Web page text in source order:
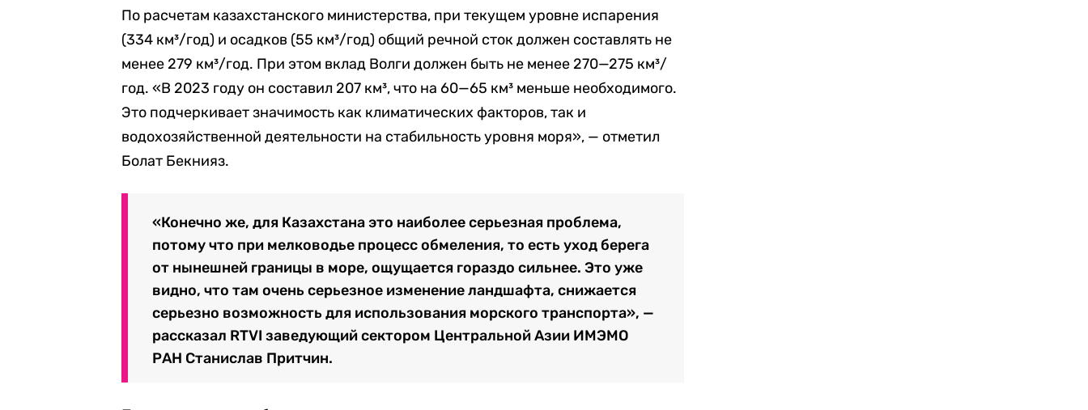
По расчетам казахстанского министерства, при текущем уровне испарения
(334 км³/год) и осадков (55 км³/год) общий речной сток должен составлять не
менее 279 км³/год. При этом вклад Волги должен быть не менее 270—275 км³/
год. «В 2023 году он составил 207 км³, что на 60—65 км³ меньше необходимого.
Это подчеркивает значимость как климатических факторов, так и
водохозяйственной деятельности на стабильность уровня моря», — отметил
Болат Бекнияз.
«Конечно же, для Казахстана это наиболее серьезная проблема,
потому что при мелководье процесс обмеления, то есть уход берега
от нынешней границы в море, ощущается гораздо сильнее. Это уже
видно, что там очень серьезное изменение ландшафта, снижается
серьезно возможность для использования морского транспорта», —
рассказал RTVI заведующий сектором Центральной Азии ИМЭМО
РАН Станислав Притчин.